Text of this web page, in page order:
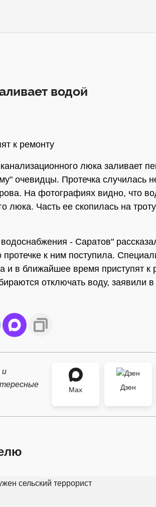
водой
к ремонту
люка заливает
очевидцы. Протечка случилась
На фотографиях видно, что
люка. Часть ее скопилась на
- Саратов"
к ним поступила.
и в ближайшее время приступят к
отключать воду, заявили в
и
Max
Дзен